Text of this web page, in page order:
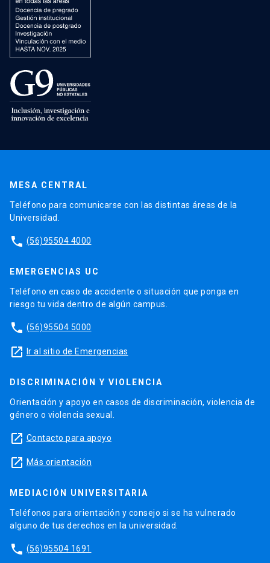
MESA CENTRAL
Teléfono para comunicarse con las distintas áreas de la
Universidad.
phone (56)95504 4000
EMERGENCIAS UC
Teléfono en caso de accidente o situación que ponga en
riesgo tu vida dentro de algún campus.
phone (56)95504 5000
launch Ir al sitio de Emergencias
DISCRIMINACIÓN Y VIOLENCIA
Orientación y apoyo en casos de discriminación, violencia de
género o violencia sexual.
launch Contacto para apoyo
launch Más orientación
MEDIACIÓN UNIVERSITARIA
Teléfonos para orientación y consejo si se ha vulnerado
alguno de tus derechos en la universidad.
phone (56)95504 1691